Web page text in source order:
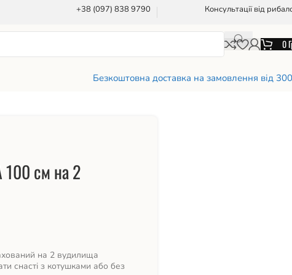
+38 (097) 838 9790 Консультації від
0
Безкоштовна доставка на замовлення від
100 см на 2
на 2 вудилища
снасті з котушками або без